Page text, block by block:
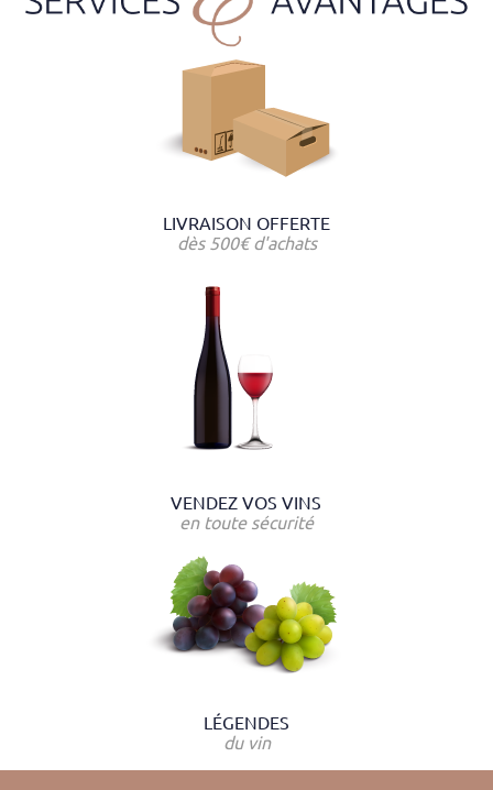
LIVRAISON OFFERTE
dès 500€ d'achats
VENDEZ VOS VINS
en toute sécurité
LÉGENDES
du vin